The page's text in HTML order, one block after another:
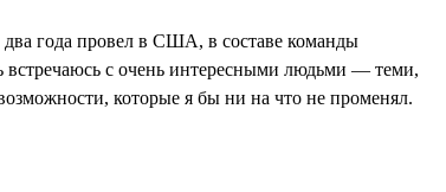
года провел в США, в составе команды
встречаюсь с очень интересными людьми — теми,
которые я бы ни на что не променял.